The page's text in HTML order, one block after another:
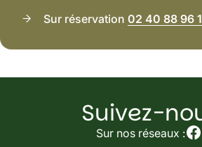
Sur réservation 02 40 88 96
Suivez-
nous
sur
Suivez-
Sur nos réseaux :